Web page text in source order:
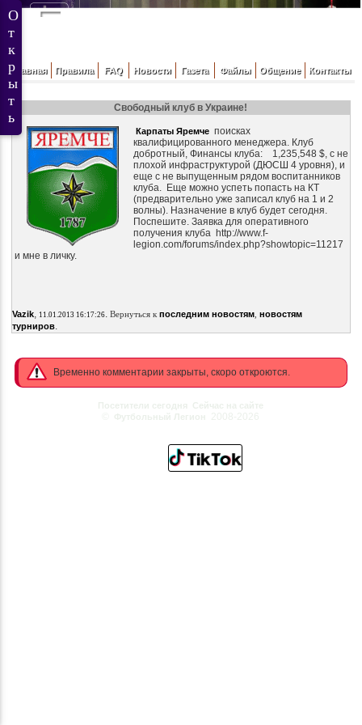
Главная Правила FAQ Новости Газета Файлы Общение Контакты
Свободный клуб в Украине!
Карпаты Яремче поисках
квалифицированного менеджера. Клуб
добротный, Финансы клуба: 1,235,548 $, с не
плохой инфраструктурой (ДЮСШ 4 уровня), и
еще с не выпущенным рядом воспитанников
клуба. Еще можно успеть попасть на КТ
(предварительно уже записал клуб на 1 и 2
волны). Назначение в клуб будет сегодня.
Поспешите. Заявка для оперативного
получения клуба http://www.f-
legion.com/forums/index.php?showtopic=11217
и мне в личку.
Vazik, 11.01.2013 16:17:26. Вернуться к последним новостям, новостям
турниров.
Временно комментарии закрыты, скоро откроются.